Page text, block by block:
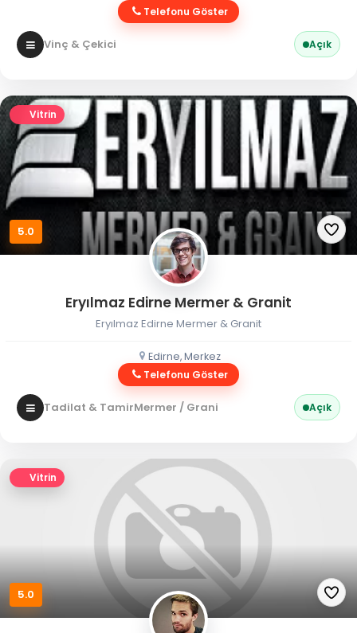
Telefonu Göster
Vinç & Çekici Açık
Vitrin
5.0
Eryılmaz Edirne Mermer & Granit
Eryılmaz Edirne Mermer & Granit
Edirne, Merkez
Telefonu Göster
Tadilat & TamirMermer / Granit Açık
Vitrin
5.0